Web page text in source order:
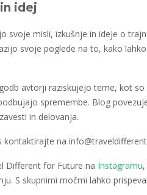
idej
svoje misli, izkušnje in ideje o
svoje poglede na to, kako
avtorji raziskujejo teme, kot
spremembe. Blog
in delovanja.
kontaktirajte na
Different for Future na Instagramu,
S skupnimi močmi lahko